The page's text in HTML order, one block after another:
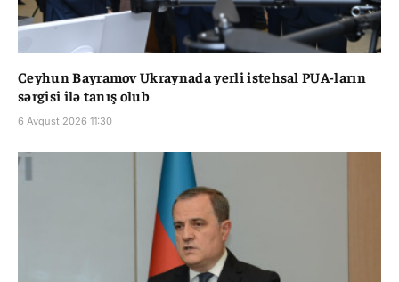
Ceyhun Bayramov Ukraynada yerli istehsal PUA-ların
sərgisi ilə tanış olub
6 Avqust 2026 11:30